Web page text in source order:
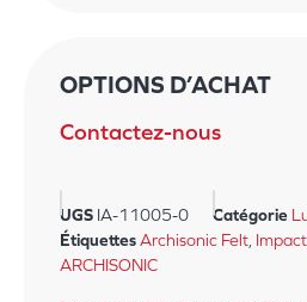
OPTIONS D’ACHAT
Contactez-nous
UGS IA-11005-0 Catégorie
ÉtiquettesArchisonic Felt
ARCHISONIC